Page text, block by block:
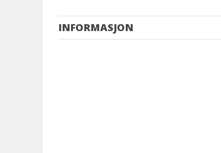
INFORMASJON